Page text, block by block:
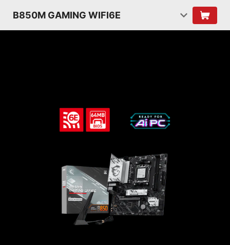
B850M GAMING WIFI6E